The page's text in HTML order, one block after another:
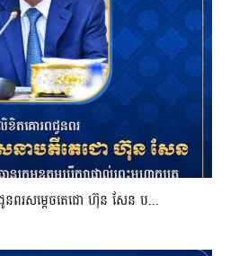
ពរសម្តេចតេជោ ហ៊ុន សែន ប...